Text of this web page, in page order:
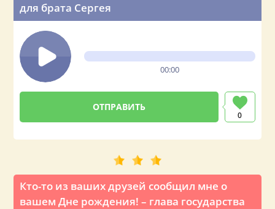
для брата Сергея
00:00
0
Кто-то из ваших друзей сообщил мне о
вашем Дне рождения! – глава государства